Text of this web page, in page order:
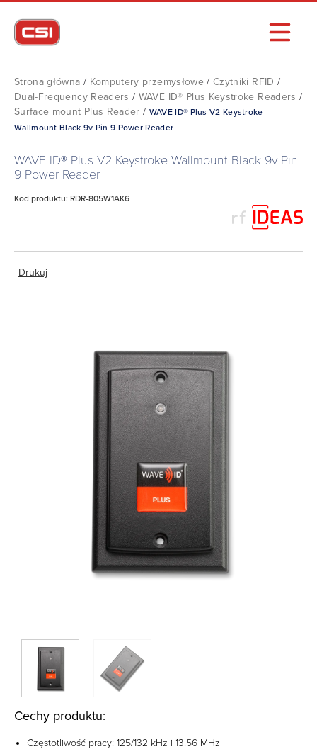
Strona główna / Komputery przemysłowe /Czytniki RFID /
Dual-Frequency Readers / WAVE ID® Plus Keystroke Readers /
Surface mount Plus Reader / WAVE ID® Plus V2 Keystroke
Wallmount Black 9v Pin 9 Power Reader
WAVE ID® Plus V2 Keystroke Wallmount Black 9v Pin
9 Power Reader
Kod produktu: RDR-805W1AK6
Drukuj
Cechy produktu:
Częstotliwość pracy: 125/132 kHz i 13.56 MHz